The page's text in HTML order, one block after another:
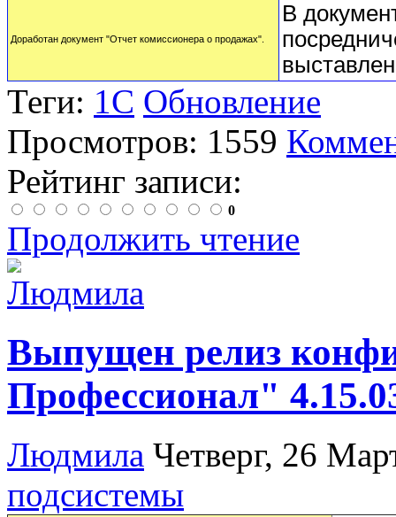
Доработан документ "Отчет комиссионера о продажах".
В
Теги: 1С Обновление
Просмотров: 1559
Рейтинг записи:
0
Продолжить чтение
Выпущен релиз
Профессионал"
Людмила Четверг, 26
подсистемы